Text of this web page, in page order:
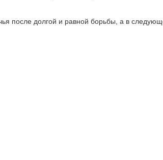
после долгой и равной борьбы, а в